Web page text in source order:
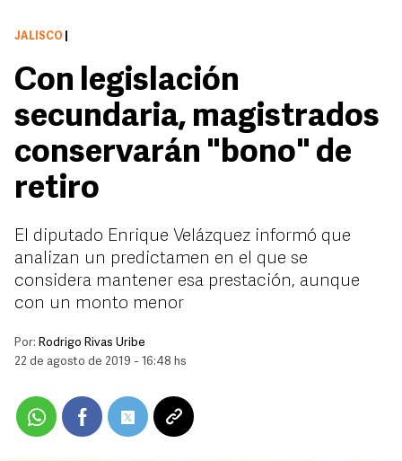
JALISCO
Con legislación
secundaria, magistrados
conservarán "bono" de
retiro
El diputado Enrique Velázquez informó que
analizan un predictamen en el que se
considera mantener esa prestación, aunque
con un monto menor
Por: Rodrigo Rivas Uribe
22 de agosto de 2019 - 16:48 hs